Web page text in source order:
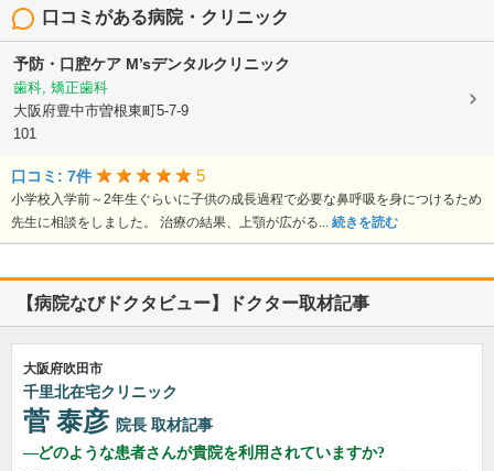
口コミがある病院・クリニック
予防・口腔ケア M’sデンタルクリニック
歯科, 矯正歯科
大阪府豊中市曽根東町5-7-9
101
口コミ: 7件 5
小学校入学前～2年生ぐらいに子供の成長過程で必要な鼻呼吸を身につけるため
先生に相談をしました。 治療の結果、上顎が広がる... 続きを読む
【病院なびドクタビュー】ドクター取材記事
大阪府吹田市
千里北在宅クリニック
菅 泰彦 院長 取材記事
どのような患者さんが貴院を利用されていますか?